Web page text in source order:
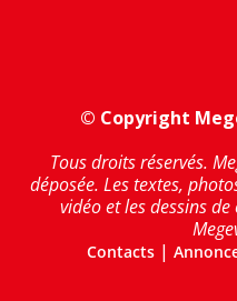
© Copyright
Tous droits réservés.
déposée. Les textes,
vidéo et les dessins
Contacts|